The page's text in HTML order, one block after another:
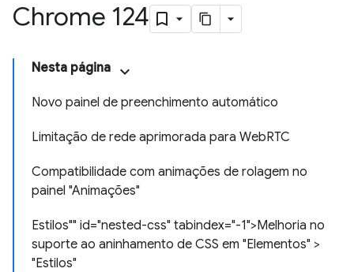
Chrome 124
Nesta página
Novo painel de preenchimento automático
Limitação de rede aprimorada para WebRTC
Compatibilidade com animações de rolagem no
painel "Animações"
Estilos"" id="nested-css" tabindex="-1">Melhoria no
suporte ao aninhamento de CSS em "Elementos" >
"Estilos"